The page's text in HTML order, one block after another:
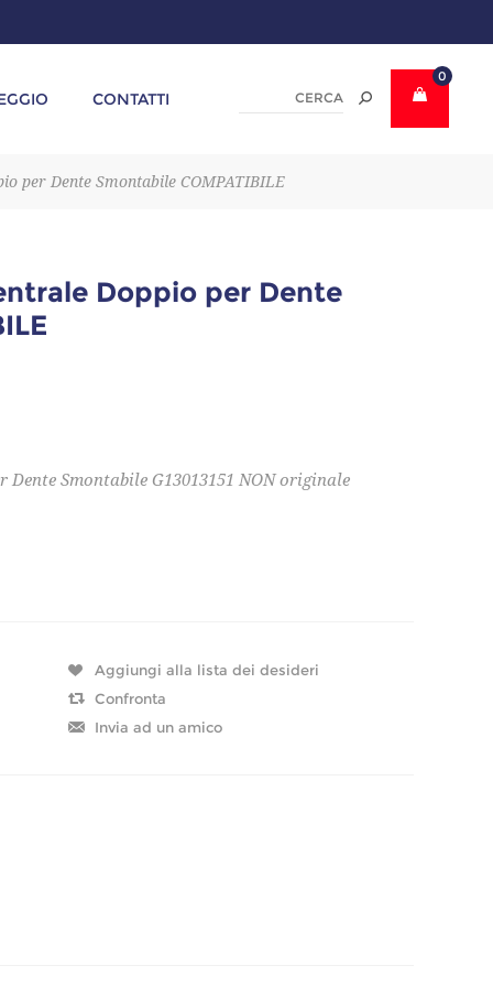
0
CONTATTI
per Dente Smontabile COMPATIBILE
Doppio per Dente
Smontabile G13013151 NON originale